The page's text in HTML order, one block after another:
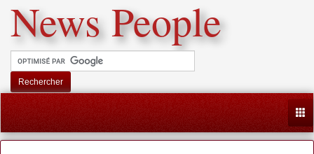
News People
Rechercher